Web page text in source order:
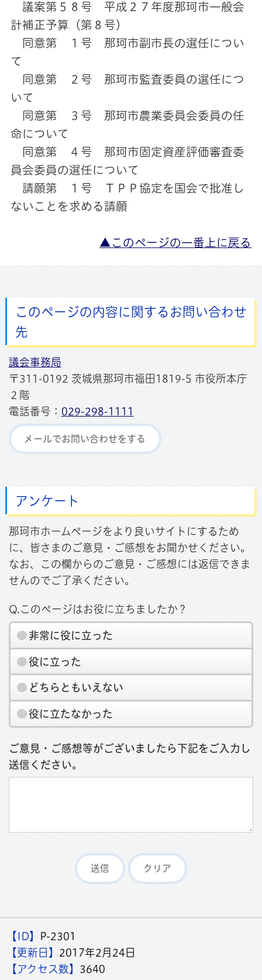
議案第５８号 平成２７年度那珂市一般会
計補正予算（第８号）
同意第 １号 那珂市副市長の選任につい
て
同意第 ２号 那珂市監査委員の選任につ
いて
同意第 ３号 那珂市農業委員会委員の任
命について
同意第 ４号 那珂市固定資産評価審査委
員会委員の選任について
請願第 １号 ＴＰＰ協定を国会で批准し
ないことを求める請願
▲このページの一番上に戻る
このページの内容に関するお問い合わせ
先
議会事務局
〒311-0192 茨城県那珂市福田1819-5 市役所本庁
２階
電話番号： 029-298-1111
メールでお問い合わせをする
アンケート
那珂市ホームページをより良いサイトにするため
に、皆さまのご意見・ご感想をお聞かせください。
なお、この欄からのご意見・ご感想には返信できま
せんのでご了承ください。
Q.このページはお役に立ちましたか？
非常に役に立った
役に立った
どちらともいえない
役に立たなかった
ご意見・ご感想等がございましたら下記をご入力し
送信ください。
【ID】
P-2301
【更新日】 2017年2月24日
【アクセス数】 3640